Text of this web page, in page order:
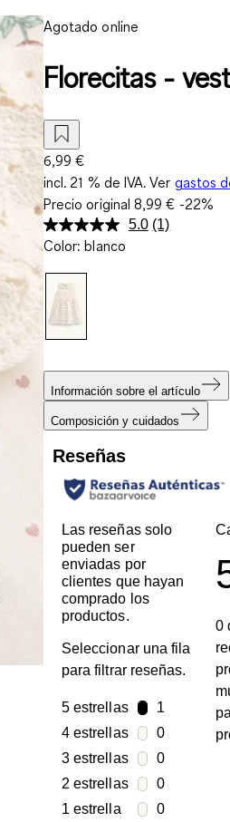
Agotado online
Florecitas -
6,99 €
incl. 21 % de IVA. Ver gastos
Precio original8,99 € -22%
5.0 Lea
(1)
Color: blanco
Información sobre el artículo
Composición y cuidados
Reseñas
Las reseñas solo
pueden ser
enviadas por
clientes que hayan
comprado los
productos.
Seleccionar una fila
para filtrar reseñas.
5 estrellasestrellas
1
1 reseña
4 estrellasestrellas
0
0 reseñas
3 estrellasestrellas
0
0 reseñas
2 estrellasestrellas
0
0 reseñas
1 estrellaestrellas
0
0